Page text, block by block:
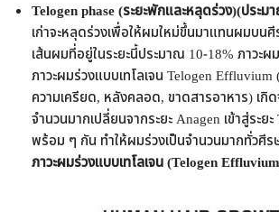
Telogen phase (ระยะพักและหลุดร่วง)(ประม
เก่าจะหลุดร่วงเพื่อให้ผมใหม่ขึ้นมาแทนผมบน
เส้นผมที่อยู่ในระยะนี้ประมาณ 10-18% ภาวะผ
ภาวะผมร่วงแบบเทโลเจน Telogen
ความเครียด, หลังคลอด, ขาดสารอาหาร) เกิ
จำนวนมากเปลี่ยนจากระยะ Anagen เข้าสู่ระย
พร้อม ๆ กัน ทำให้ผมร่วงเป็นจำนวนมากทั่วศีร
ภาวะผมร่วงแบบเทโลเจน (Telogen